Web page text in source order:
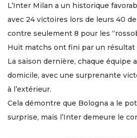
L’Inter Milan a un historique
avec 24 victoires lors de leurs 40
contre seulement 8 pour les
Huit matchs ont fini par un résultat
La saison dernière, chaque équipe
domicile, avec une surprenante
à l’extérieur.
Cela démontre que Bologna a le
surprise, mais l’Inter demeure le